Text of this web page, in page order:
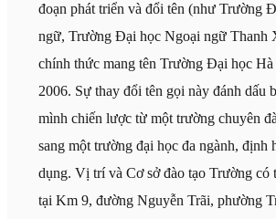
đoạn phát triển và đổi tên (như Trường
ngữ, Trường Đại học Ngoại ngữ Thanh
chính thức mang tên Trường Đại học
2006. Sự thay đổi tên gọi này đánh dấu
mình chiến lược từ một trường chuyên
sang một trường đại học đa ngành, định
dụng. Vị trí và Cơ sở đào tạo Trường có
tại Km 9, đường Nguyễn Trãi, phường